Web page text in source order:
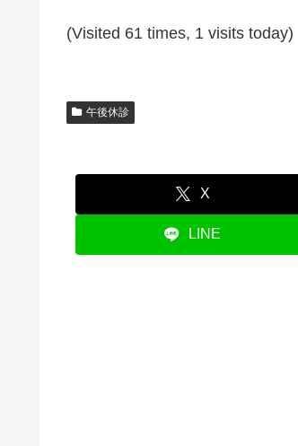
(Visited 61 times, 1 visits today)
午後休診
X
LINE